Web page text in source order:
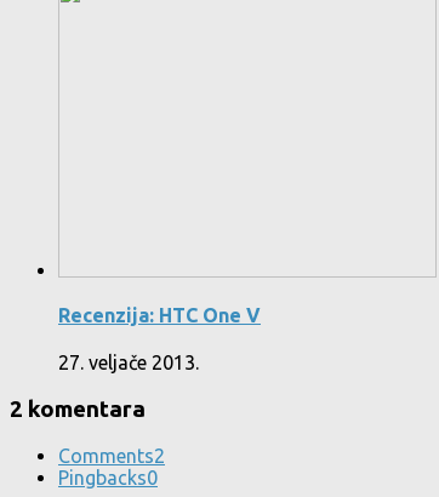
Recenzija: HTC One V
27. veljače 2013.
2 komentara
Comments2
Pingbacks0